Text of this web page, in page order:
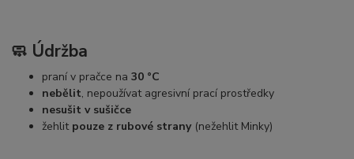
🧼 Údržba
praní v pračce na30 °C
nebělit, nepoužívat agresivní prací prostředky
nesušit v sušičce
žehlit pouze z rubové strany(nežehlit Minky)